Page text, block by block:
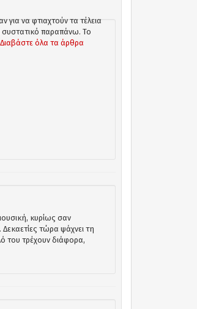
για να φτιαχτούν τα τέλεια
συστατικό παραπάνω. Το
Διαβάστε όλα τα άρθρα
κυρίως σαν
τώρα ψάχνει τη
του τρέχουν διάφορα,